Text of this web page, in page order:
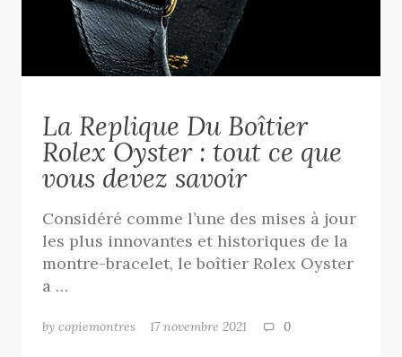
La Replique Du Boîtier
Rolex Oyster : tout ce que
vous devez savoir
Considéré comme l’une des mises à jour
les plus innovantes et historiques de la
montre-bracelet, le boîtier Rolex Oyster
a …
by copiemontres 17 novembre 2021 0